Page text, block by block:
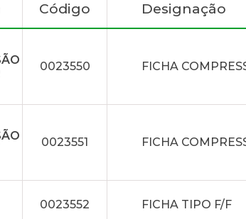
Código Designação
0023550 FICHA
0023551 FICHA
0023552 FICHA TIPO F/F